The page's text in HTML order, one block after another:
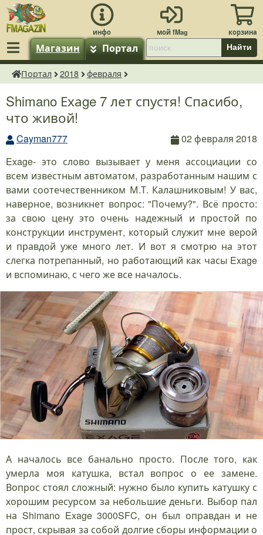
Магазин Портал Найти
fMagazin.ru
Портал 2018 февраля
Shimano Ехаge 7 лет спустя! Спасибо,
что живой!
Cayman777
02 февраля 2018
Exage- это слово вызывает у меня ассоциации со
всем известным автоматом, разработанным нашим с
вами соотечественником М.Т. Калашниковым! У вас,
наверное, возникнет вопрос: "Почему?". Всё просто:
за свою цену это очень надежный и простой по
конструкции инструмент, который служит мне верой
и правдой уже много лет. И вот я смотрю на этот
слегка потрепанный, но работающий как часы Exage
и вспоминаю, с чего же все началось.
А началось все банально просто. После того, как
умерла моя катушка, встал вопрос о ее замене.
Вопрос стоял сложный: нужно было купить катушку с
хорошим ресурсом за небольшие деньги. Выбор пал
на Shimano Exage 3000SFC, он был оправдан и не
прост, скрывая за собой долгие сборы информации о